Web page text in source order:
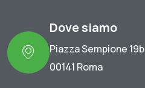
Dove siamo
Piazza Sempione 19b
00141 Roma